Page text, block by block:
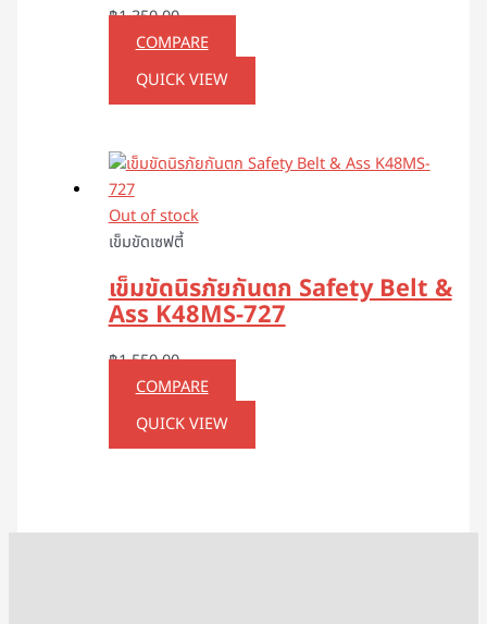
฿1,350.00
COMPARE
QUICK VIEW
Out of stock
เข็มขัดเซฟตี้
เข็มขัดนิรภัยกันตก Safety Belt &
Ass K48MS-727
฿1,550.00
COMPARE
QUICK VIEW